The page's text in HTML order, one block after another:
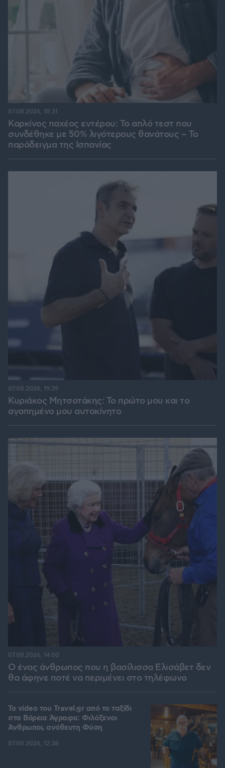
Καρκίνος παχέος εντέρου: Το απλό τεστ που
συνδέθηκε με 50% λιγότερους θανάτους – Το
παράδειγμα της Ισπανίας
07.08.2026, 18:31
Κυριάκος Μητσοτάκης: Το πρώτο μου και το
αγαπημένο μου αυτοκίνητο
07.08.2026, 19:39
Ο ένας άνθρωπος που η βασίλισσα Ελισάβετ δεν
θα άφηνε ποτέ να περιμένει στο τηλέφωνο
07.08.2026, 14:00
To video του Travel.gr από το ταξίδι
στα Βόρεια Άγραφα: Φιλόξενοι
Άνθρωποι, ανόθευτη Φύση
07.08.2026, 12:38